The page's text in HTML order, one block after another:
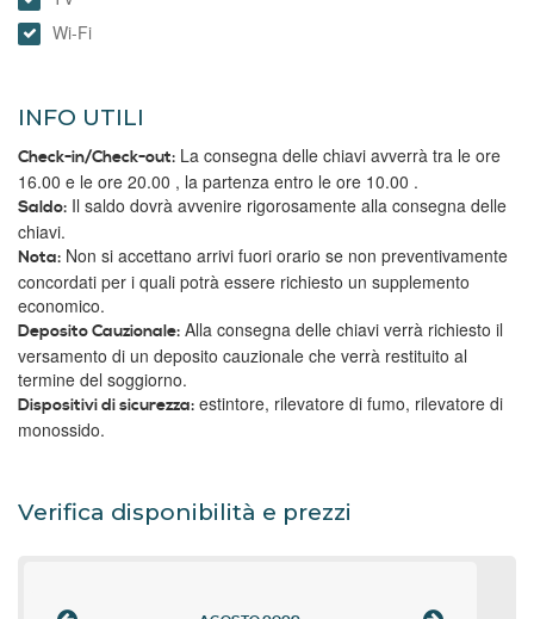
Wi-Fi
INFO UTILI
Check-in/Check-out: La consegna delle chiavi avverrà tra le ore
16.00 e le ore 20.00 , la partenza entro le ore 10.00 .
Saldo: Il saldo dovrà avvenire rigorosamente alla consegna delle
chiavi.
Nota: Non si accettano arrivi fuori orario se non preventivamente
concordati per i quali potrà essere richiesto un supplemento
economico.
Deposito Cauzionale: Alla consegna delle chiavi verrà richiesto il
versamento di un deposito cauzionale che verrà restituito al
termine del soggiorno.
Dispositivi di sicurezza: estintore, rilevatore di fumo, rilevatore di
monossido.
Verifica disponibilità e prezzi